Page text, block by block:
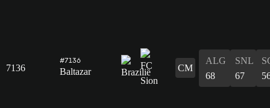
7136
#7136
Baltazar CM
ALG
68
SNL
67